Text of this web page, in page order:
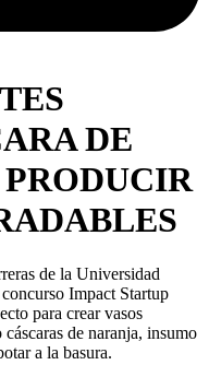
DE
de la Universidad
Impact Startup
para crear vasos
de naranja, insumo
a la basura.